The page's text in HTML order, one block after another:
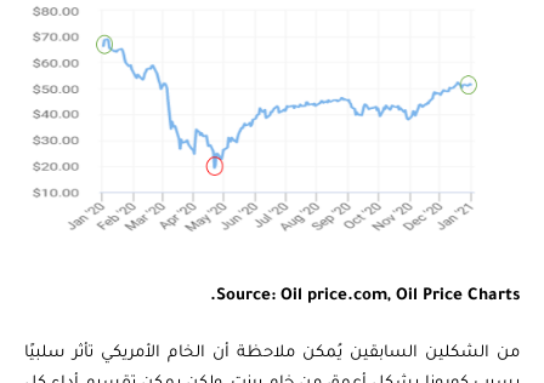
Source: Oil price.com, Oil Price Charts.
من الشكلين السابقين يُمكن ملاحظة أن الخام الأمريكي تأثر سلبيًا